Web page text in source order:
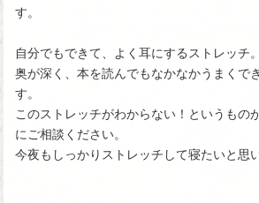
す。
自分でもできて、よく耳にするストレッチ。
奥が深く、本を読んでもなかなかうまくで
す。
このストレッチがわからない！というもの
にご相談ください。
今夜もしっかりストレッチして寝たいと思